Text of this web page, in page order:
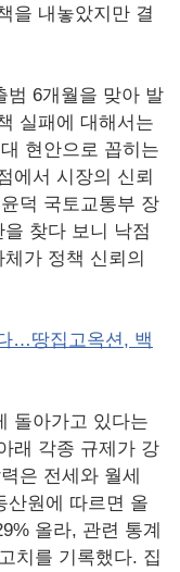
을 내놓았지만 결
범 6개월을 맞아 발
실패에 대해서는
현안으로 꼽히는
에서 시장의 신뢰
덕 국토교통부 장
찾다 보니 낙점
가 정책 신뢰의
…땅집고옥션, 백
돌아가고 있다는
래 각종 규제가 강
은 전세와 월세
산원에 따르면 올
올라, 관련 통계
치를 기록했다. 집